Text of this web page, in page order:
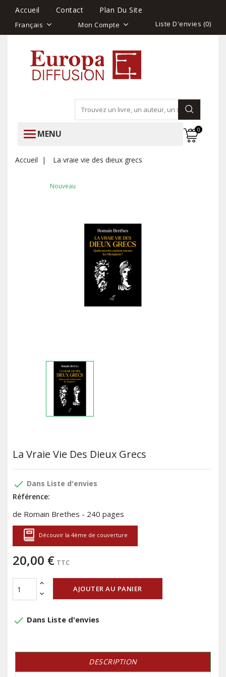
Accueil Contact Plan Du Site
Français Mon Compte Liste D'envies (0)
MENU 0
Accueil La vraie vie des dieux grecs
Nouveau
La Vraie Vie Des Dieux Grecs
done Dans Liste d'envies
Référence:
de Romain Brethes - 240 pages
Découvir la 4ème de couverture
20,00 € TTC
AJOUTER AU PANIER
done Dans Liste d'envies
DESCRIPTION